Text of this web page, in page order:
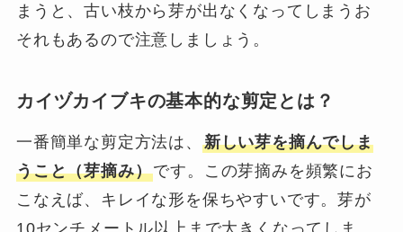
まうと、古い枝から芽が出なくなってしまうお
それもあるので注意しましょう。
カイヅカイブキの基本的な剪定とは？
一番簡単な剪定方法は、 新しい芽を摘んでしま
うこと（芽摘み）です。この芽摘みを頻繁にお
こなえば、キレイな形を保ちやすいです。芽が
10センチメートル以上まで大きくなってしま